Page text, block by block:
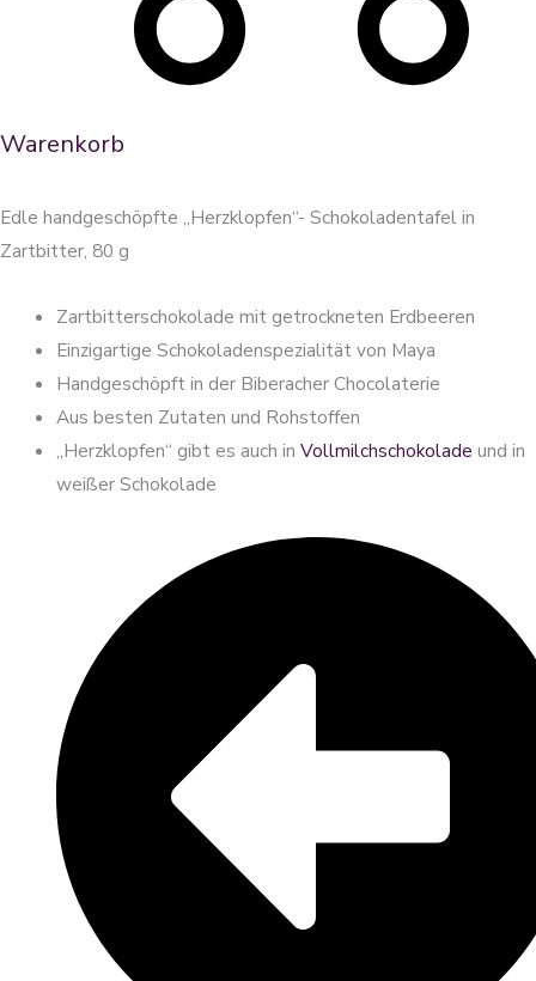
Warenkorb
Edle handgeschöpfte „Herzklopfen“- Schokoladentafel in
Zartbitter, 80 g
Zartbitterschokolade mit getrockneten Erdbeeren
Einzigartige Schokoladenspezialität von Maya
Handgeschöpft in der Biberacher Chocolaterie
Aus besten Zutaten und Rohstoffen
„Herzklopfen“ gibt es auch in Vollmilchschokolade und in
weißer Schokolade